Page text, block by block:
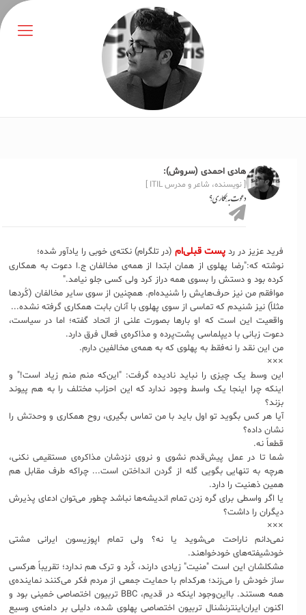
هادی احمدی (سروش):
[ نویسنده، شاعر و مدرس ITIL ]
دعوت به همکاری؟
فرید عزیز در رد پست قبلی‌ام (در تلگرام) نکته‌ی خوبی را یادآور شده؛
نوشته که:"رضا پهلوی از همان ابتدا از همه‌ی مخالفان ج.ا دعوت به همکاری
کرده بود و دستش را بسوی همه دراز کرد ولی کسی جلو نیامد."
موافقم من نیز حرف‌هایش را شنیده‌ام. همچنین از سوی سایر مخالفان (کُردها
مثلاً) نیز شنیدم که تماسی از سوی پهلوی با آنان بابت همکاری گرفته نشده...
واقعیت این است که او بارها بصورت علنی از اتحاد گفته؛ اما در سیاست،
دعوت زبانی با دیپلماسی پشت‌پرده و مذاکره‌ی فعال فرق دارد.
من این نقد را نه‌فقط به پهلوی که به همه‌ی مخالفین دارم.
×××
این وسط یک چیزی را نباید نادیده گرفت: "این‌که منم منم زیاد است!" و
اینکه چرا اینجا یک واسط وجود ندارد که این احزاب مختلف را به هم پیوند
بزند؟
آیا هر کس بگوید تو اول باید با من تماس بگیری، روح همکاری و وحدتش را
نشان داده؟
قطعاً نه.
شما تا در عمل پیش‌قدم نشوی و نروی نزدشان مذاکره‌ی مستقیمی نکنی،
هرچه به تنهایی بگویی گله از گردن انداختن است... چراکه طرف مقابل هم
همین ذهنیت را دارد.
یا اگر واسطی برای گره زدن تمام اندیشه‌ها نباشد چطور می‌توان ادعای پذیرش
دیگران را داشت؟
×××
نمی‌دانم ناراحت می‌شوید یا نه؟ ولی تمام اپوزیسون ایرانی مشتی
خودشیفته‌های خودخواهند.
مشکلشان این است "منیت" زیادی دارند، کُرد و ترک هم ندارد؛ تقریباً هرکسی
ساز خودش را می‌زند؛ هرکدام با حمایت جمعی از مردم فکر می‌کنند نماینده‌ی
همه هستند. بااین‌وجود اینکه در قدیم، BBC تربیون اختصاصی خمینی بود و
اکنون ایران‌اینترنشنال تربیون اختصاصی پهلوی شده، دلیلی بر دامنه‌ی وسیع